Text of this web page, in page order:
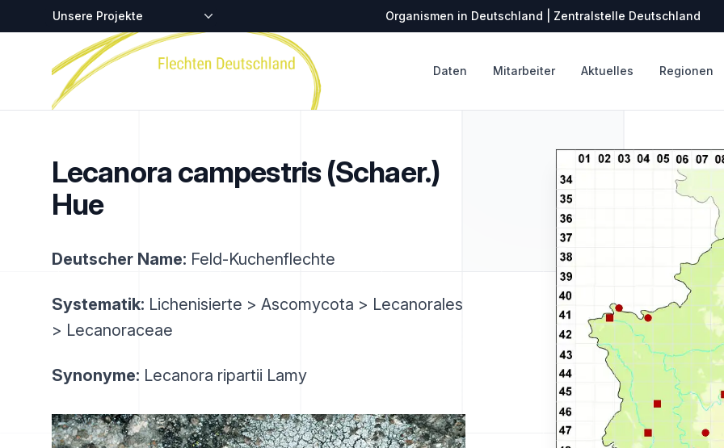
Zentralstellen-Projekte Organismen in Deutschland | Zentralstelle Deutschland
Startseite
Daten Mitarbeiter Aktuelles Regionen
Lecanora campestris (Schaer.)
Hue
Deutscher Name: Feld-Kuchenflechte
Systematik: Lichenisierte > Ascomycota > Lecanorales
> Lecanoraceae
Synonyme: Lecanora ripartii Lamy